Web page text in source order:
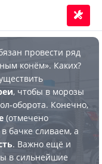
провести ряд
конём». Каких?
, чтобы в морозы
оборота. Конечно,
(отмечено
бачке сливаем, а
. Важно ещё и
в сильнейшие